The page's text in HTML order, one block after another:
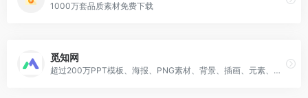
1000万套品质素材免费下载
觅知网
超过200万PPT模板、海报、PNG素材、背景、插画、元素、摄影图片、字体、视频、音频素材